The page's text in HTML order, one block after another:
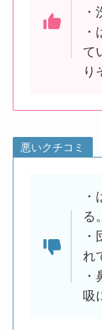
て
り
悪いクチコミ
る。
れ
吸